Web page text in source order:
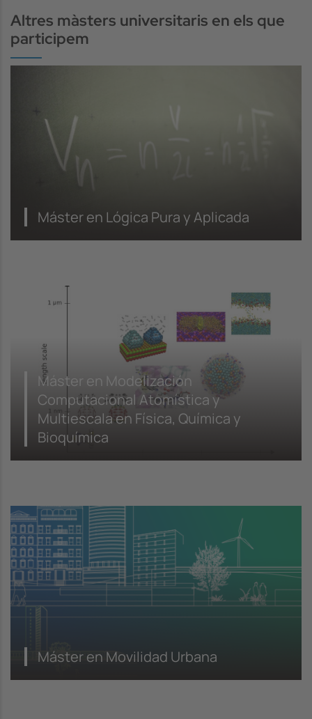
Altres màsters universitaris en els que
participem
Máster en Lógica Pura y Aplicada
Máster en Modelización
Computacional Atomística y
Multiescala en Física, Química y
Bioquímica
Máster en Movilidad Urbana